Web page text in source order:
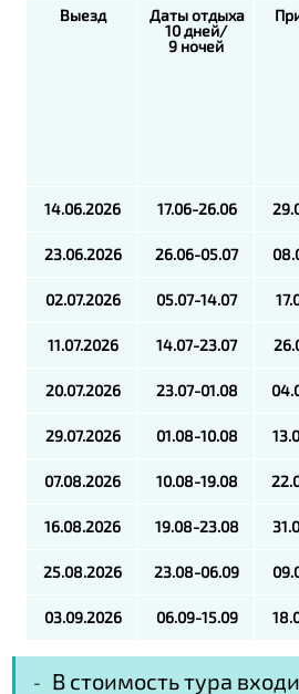
Выезд
Даты отдыха
10 дней/
9 ночей
14.06.2026 17.06-26.06
23.06.2026 26.06-05.07
02.07.2026 05.07-14.07
11.07.2026 14.07-23.07
20.07.2026 23.07-01.08
29.07.2026 01.08-10.08
07.08.2026 10.08-19.08
16.08.2026 19.08-23.08
25.08.2026 23.08-06.09
03.09.2026 06.09-15.09
В стоимость тура